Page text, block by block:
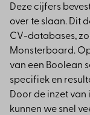
Deze cijfers
over te slaan. Dit
CV-databases,
Monsterboard.
van een Boolean
specifiek en
Door de inzet van
kunnen we snel